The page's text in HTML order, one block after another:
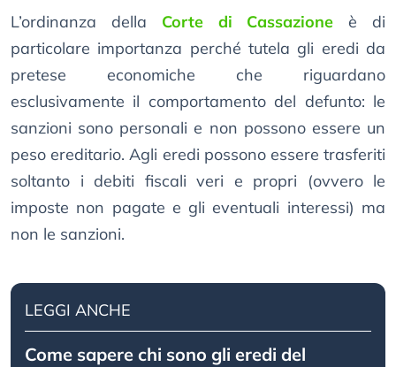
L’ordinanza della Corte di Cassazione è di
particolare importanza perché tutela gli eredi da
pretese economiche che riguardano
esclusivamente il comportamento del defunto: le
sanzioni sono personali e non possono essere un
peso ereditario. Agli eredi possono essere trasferiti
soltanto i debiti fiscali veri e propri (ovvero le
imposte non pagate e gli eventuali interessi) ma
non le sanzioni.
LEGGI ANCHE
Come sapere chi sono gli eredi del